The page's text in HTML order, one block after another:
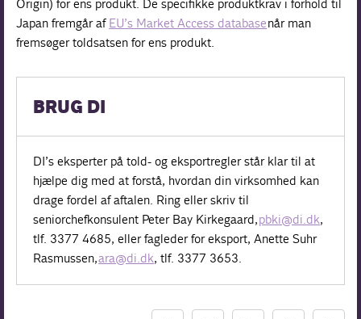
Origin) for ens produkt. De specifikke produktkrav i forhold til
Japan fremgår af EU’s Market Access databasenår man
fremsøger toldsatsen for ens produkt.
BRUG DI
DI’s eksperter på told- og eksportregler står klar til at
hjælpe dig med at forstå, hvordan din virksomhed kan
drage fordel af aftalen. Ring eller skriv til
seniorchefkonsulent Peter Bay Kirkegaard,pbki@di.dk,
tlf. 3377 4685, eller fagleder for eksport, Anette Suhr
Rasmussen,ara@di.dk, tlf. 3377 3653.